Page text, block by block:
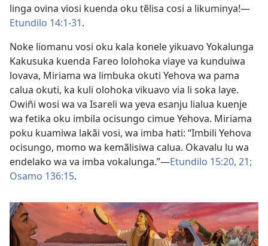
linga ovina viosi kuenda oku tẽlisa cosi a likuminya!—
Etundilo 14:1-31.
Noke liomanu vosi oku kala konele yikuavo Yokalunga
Kakusuka kuenda Fareo lolohoka viaye va kunduiwa
lovava, Miriama wa limbuka okuti Yehova wa pama
calua okuti, ka kuli olohoka vikuavo via li soka laye.
Owiñi wosi wa va Isareli wa yeva esanju lialua kuenje
wa fetika oku imbila ocisungo cimue Yehova. Miriama
poku kuamiwa lakãi vosi, wa imba hati: “Imbili Yehova
ocisungo, momo wa kemãlisiwa calua. Okavalu lu wa
endelako wa va imba vokalunga.”—Etundilo 15:20, 21;
Osamo 136:15.